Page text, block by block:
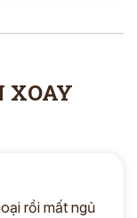
XOAY
rồi mất ngủ
*